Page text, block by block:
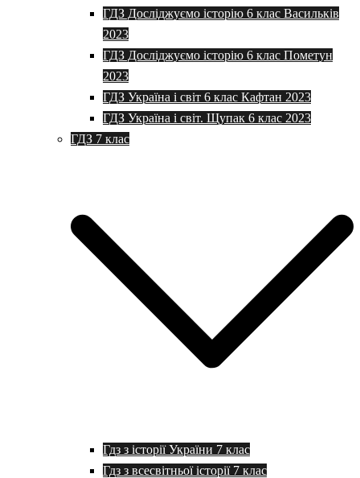
ГДЗ Досліджуємо історію 6 клас Васильків
2023
ГДЗ Досліджуємо історію 6 клас Пометун
2023
ГДЗ Україна і світ 6 клас Кафтан 2023
ГДЗ Україна і світ. Щупак 6 клас 2023
ГДЗ 7 клас
Гдз з історії України 7 клас
Гдз з всесвітньої історії 7 клас